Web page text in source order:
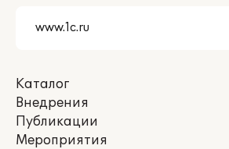
Каталог
Внедрения
Публикации
Мероприятия